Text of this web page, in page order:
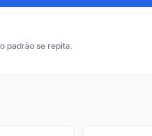
padrão se repita.